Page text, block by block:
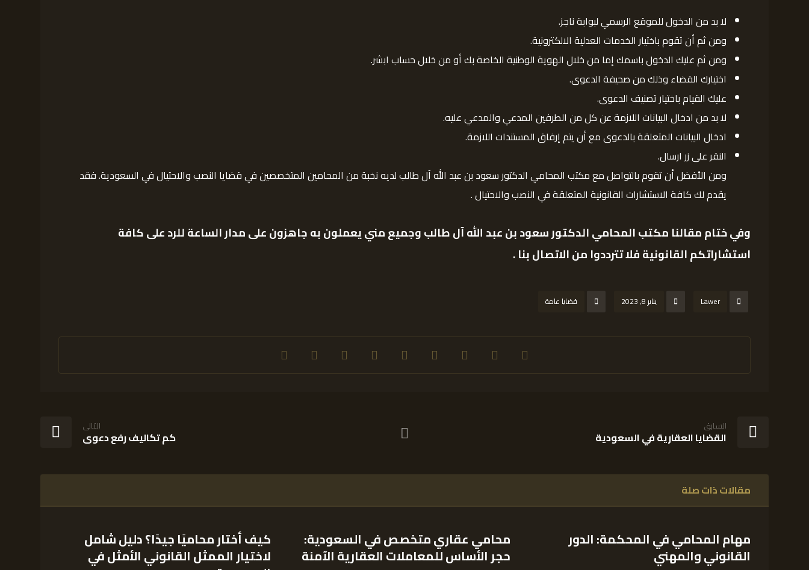
لا بد من الدخول للموقع الرسمي لبوابة ناجز.
ومن ثم أن تقوم باختيار الخدمات العدلية الالكترونية.
ومن ثم عليك الدخول باسمك إما من خلال الهوية الوطنية الخاصة بك أو من خلال حساب ابشر.
اختيارك القضاء وذلك من صحيفة الدعوى.
عليك القيام باختيار تصنيف الدعوى.
لا بد من ادخال البيانات اللازمة عن كل من الطرفين المدعي والمدعي عليه.
ادخال البيانات المتعلقة بالدعوى مع أن يتم إرفاق المستندات اللازمة.
النقر على زر ارسال.
ومن الأفضل أن تقوم بالتواصل مع مكتب المحامي الدكتور سعود بن عبد الله آل طالب لديه نخبة من المحامين المتخصصين في قضايا النصب والاحتيال في السعودية. فقد
يقدم لك كافة الاستشارات القانونية المتعلقة في النصب والاحتيال .
وفي ختام مقالنا مكتبالمحامي الدكتور سعود بن عبد اللهآل طالب وجميع مني يعملون به جاهزون على مدار الساعة للرد على كافة
استشاراتكم القانونية فلا تترددوا من الاتصال بنا .
Lawer يناير 8, 2023 قضايا عامة
السابق
القضايا العقارية في السعودية
التالى
كم تكاليف رفع دعوى
مقالات ذات صلة
مهام المحامي في المحكمة: الدور
القانوني والمهني
محامي عقاري متخصص في السعودية:
حجر الأساس للمعاملات العقارية الآمنة
كيف أختار محاميًا جيدًا؟ دليل شامل
لاختيار الممثل القانوني الأمثل في